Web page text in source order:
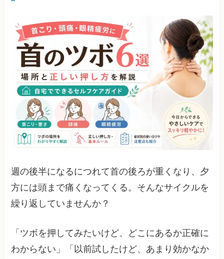
週の後半になるにつれて首の後ろが重くなり、夕
方には頭まで痛くなってくる。そんなサイクルを
繰り返していませんか？
「ツボを押してみたいけど、どこにあるか正確に
わからない」「以前試したけど、あまり効かなか